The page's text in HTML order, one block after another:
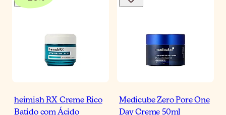
heimish RX Creme Rico
Batido com Ácido
Medicube Zero Pore One
Day Creme 50ml